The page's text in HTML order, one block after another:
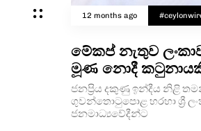
12 months ago
මේකප් නැතුව
මූණ නොදී
ජනප්‍රිය දකුණු ඉන්දීය නිළි
ගුවන්තොටුපොළ හරහා ශ්‍රී
ජනමාධ්‍යවේදීන්ට